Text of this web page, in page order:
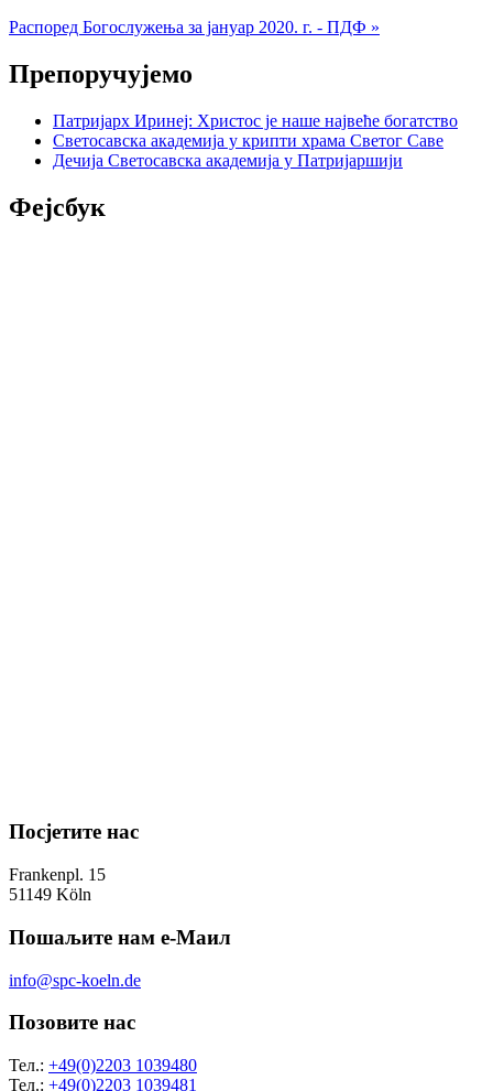
Распоред Богослужења за јануар 2020. г. - ПДФ »
Препоручујемо
Патријарх Иринеј: Христос је наше највеће богатство
Светосавска академија у крипти храма Светог Саве
Дечија Светосавска академија у Патријаршији
Фејсбук
Посјетите нас
Frankenpl. 15
51149 Köln
Пошаљите нам е-Маил
info@spc-koeln.de
Позовите нас
Тел.: +49(0)2203 1039480
Тел.: +49(0)2203 1039481